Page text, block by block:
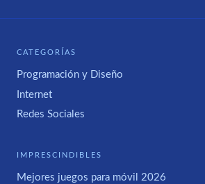
CATEGORÍAS
Programación y Diseño
Internet
Redes Sociales
IMPRESCINDIBLES
Mejores juegos para móvil 2026